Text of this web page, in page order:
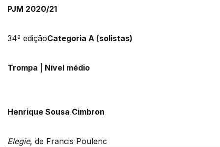
PJM 2020/21
34ª ediçãoCategoria A (solistas)
Trompa | Nível médio
Henrique Sousa Cimbron
Elegie, de Francis Poulenc